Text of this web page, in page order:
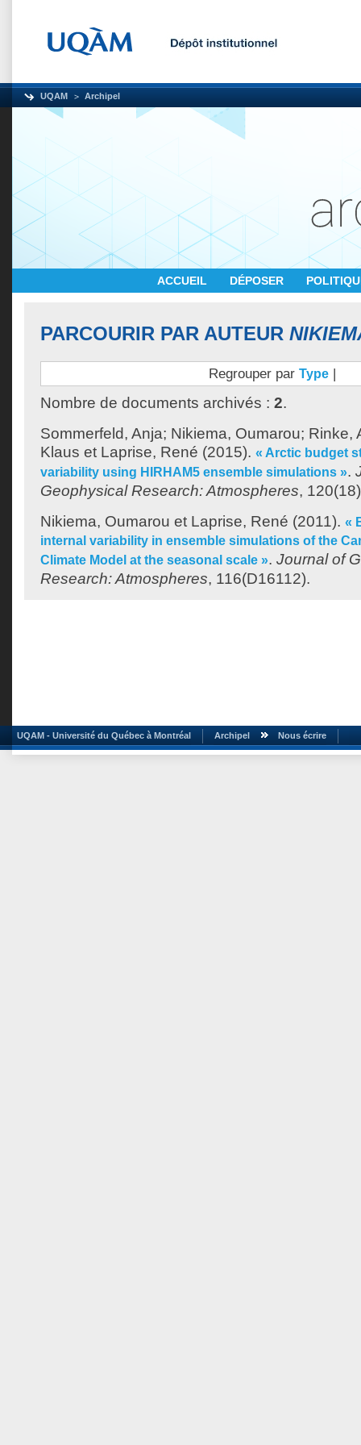
UQAM Archipel
ACCUEIL DÉPOSER
PARCOURIR PAR AUTEUR
Regrouper par Type |
Nombre de documents archivés : 2.
Sommerfeld, Anja; Nikiema, Oumarou; Rinke,
Klaus et Laprise, René (2015). « Arctic budget
variability using HIRHAM5 ensemble simulations ».
Geophysical Research: Atmospheres,
Nikiema, Oumarou et Laprise, René (2011). «
internal variability in ensemble simulations of the
Climate Model at the seasonal scale ». Journal of
Research: Atmospheres, 116(D16112).
UQAM - Université du Québec à Montréal Archipel Nous écrire